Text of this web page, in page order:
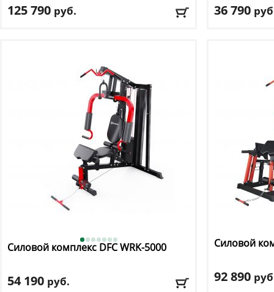
125 790 руб. 36 790
Силовой комплекс DFCWRK-5000
54 190 руб.
Силовой
92 890